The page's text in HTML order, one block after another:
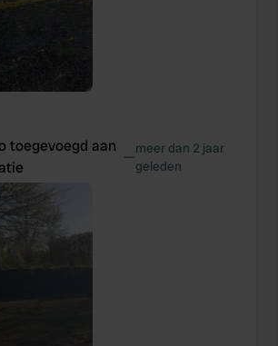
toegevoegd aan
—meer dan 2 jaar
geleden